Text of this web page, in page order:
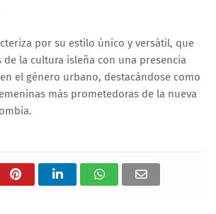
por su estilo único y versátil, que
la cultura isleña con una presencia
el género urbano, destacándose como
más prometedoras de la nueva